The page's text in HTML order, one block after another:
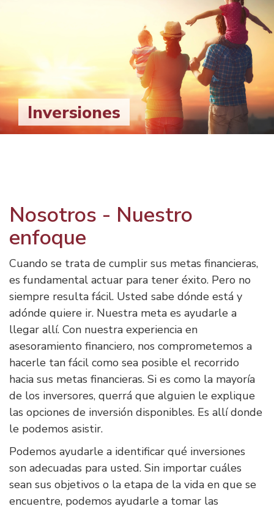
Inversiones
Nosotros - Nuestro
enfoque
Cuando se trata de cumplir sus metas financieras,
es fundamental actuar para tener éxito. Pero no
siempre resulta fácil. Usted sabe dónde está y
adónde quiere ir. Nuestra meta es ayudarle a
llegar allí. Con nuestra experiencia en
asesoramiento financiero, nos comprometemos a
hacerle tan fácil como sea posible el recorrido
hacia sus metas financieras. Si es como la mayoría
de los inversores, querrá que alguien le explique
las opciones de inversión disponibles. Es allí donde
le podemos asistir.
Podemos ayudarle a identificar qué inversiones
son adecuadas para usted. Sin importar cuáles
sean sus objetivos o la etapa de la vida en que se
encuentre, podemos ayudarle a tomar las